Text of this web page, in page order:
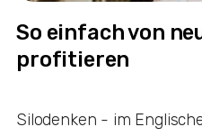
So einfach von
profitieren
Silodenken - im